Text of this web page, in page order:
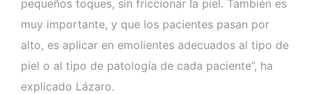
pequeños toques, sin friccionar la piel. También es
muy importante, y que los pacientes pasan por
alto, es aplicar en emolientes adecuados al tipo de
piel o al tipo de patología de cada paciente”, ha
explicado Lázaro.